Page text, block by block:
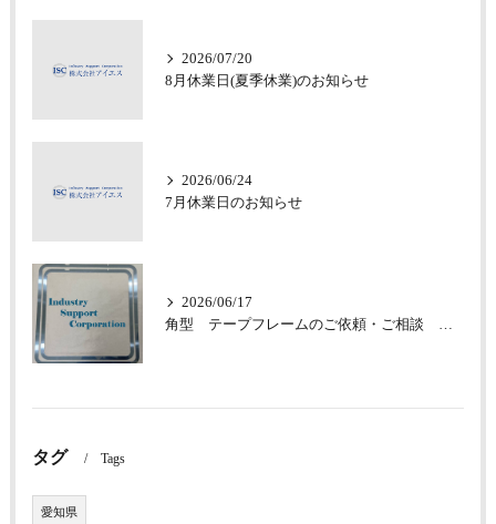
2026/07/20
8月休業日(夏季休業)のお知らせ
2026/06/24
7月休業日のお知らせ
2026/06/17
角型 テープフレームのご依頼・ご相談 承っております
タグ Tags
愛知県